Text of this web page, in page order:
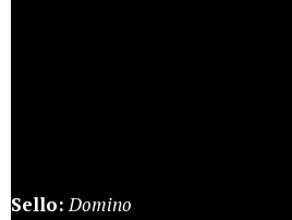
Sello:Domino